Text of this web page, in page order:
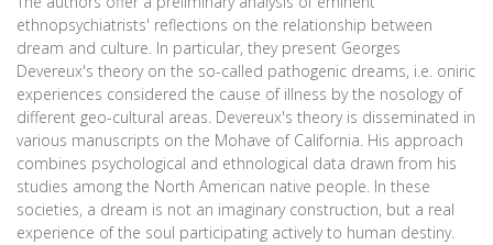
ethnopsychiatrists' reflections on the relationship between
dream and culture. In particular, they present Georges
Devereux's theory on the so-called pathogenic dreams, i.e. oniric
experiences considered the cause of illness by the nosology of
different geo-cultural areas. Devereux's theory is disseminated in
various manuscripts on the Mohave of California. His approach
combines psychological and ethnological data drawn from his
studies among the North American native people. In these
societies, a dream is not an imaginary construction, but a real
experience of the soul participating actively to human destiny.